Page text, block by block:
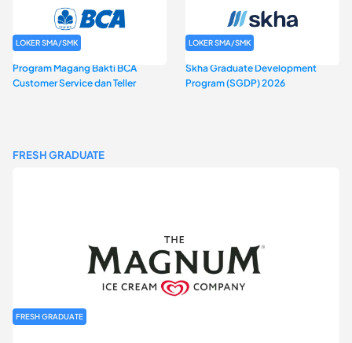
LOKER SMA/SMK
Program Magang Bakti BCA
Customer Service dan Teller
LOKER SMA/SMK
Skha Graduate Development
Program (SGDP) 2026
FRESH GRADUATE
FRESH GRADUATE